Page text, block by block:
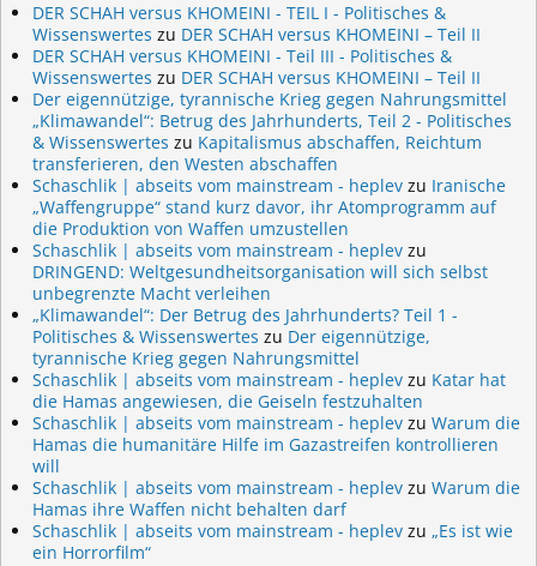
DER SCHAH versus KHOMEINI - TEIL I - Politisches &
Wissenswertes zu DER SCHAH versus KHOMEINI – Teil II
DER SCHAH versus KHOMEINI - Teil III - Politisches &
Wissenswertes zu DER SCHAH versus KHOMEINI – Teil II
Der eigennützige, tyrannische Krieg gegen Nahrungsmittel
„Klimawandel“: Betrug des Jahrhunderts, Teil 2 - Politisches
& Wissenswertes zu Kapitalismus abschaffen, Reichtum
transferieren, den Westen abschaffen
Schaschlik | abseits vom mainstream - heplev zu Iranische
„Waffengruppe“ stand kurz davor, ihr Atomprogramm auf
die Produktion von Waffen umzustellen
Schaschlik | abseits vom mainstream - heplev zu
DRINGEND: Weltgesundheitsorganisation will sich selbst
unbegrenzte Macht verleihen
„Klimawandel“: Der Betrug des Jahrhunderts? Teil 1 -
Politisches & Wissenswertes zu Der eigennützige,
tyrannische Krieg gegen Nahrungsmittel
Schaschlik | abseits vom mainstream - heplev zu Katar hat
die Hamas angewiesen, die Geiseln festzuhalten
Schaschlik | abseits vom mainstream - heplev zu Warum die
Hamas die humanitäre Hilfe im Gazastreifen kontrollieren
will
Schaschlik | abseits vom mainstream - heplev zu Warum die
Hamas ihre Waffen nicht behalten darf
Schaschlik | abseits vom mainstream - heplev zu „Es ist wie
ein Horrorfilm“